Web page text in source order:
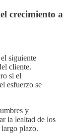
crecimiento a
siguiente
cliente.
si el
esfuerzo se
y
la lealtad de los
plazo.